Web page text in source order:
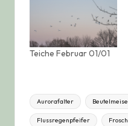
Teiche Februar 01/01
Tags:
Aurorafalter Beutelmeise
Flussregenpfeifer Frosch